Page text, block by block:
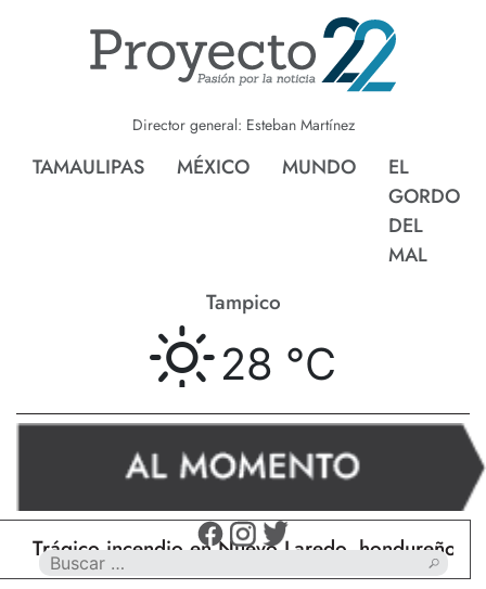
Director general: Esteban Martínez
TAMAULIPAS MÉXICO MUNDO
EL
GORDO
DEL
MAL
Tampico
28 °C
incendio en Nuevo Laredo, hondureño muere